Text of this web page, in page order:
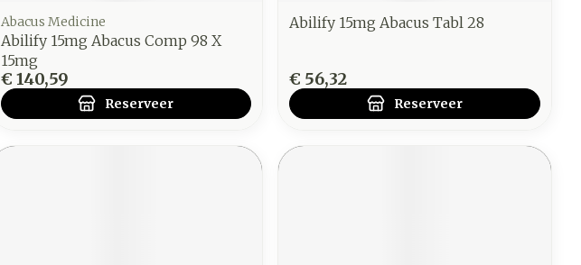
Abacus Medicine
Abilify 15mg Abacus Comp 98 X
15mg
€ 140,59
Reserveer
Abilify 15mg Abacus Tabl 28
€ 56,32
Reserveer